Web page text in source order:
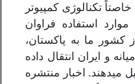
تکنالوژی کمپیوتر
استفاده فراوان
کشور ما به پاکستان،
و ایران انتقال داده
میدهند. اخبار منتشره